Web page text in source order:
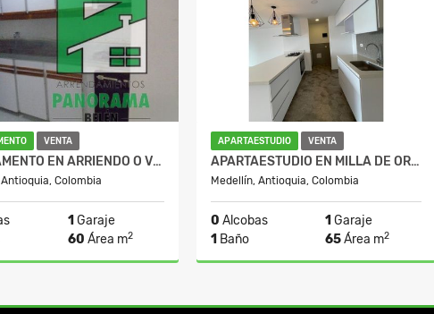
VENTA
APARTAMENTO EN ARRIENDO O VENTA SECTOR LAURELES
Colombia
1 Garaje
60 Área m2
$3.060.000
APARTAESTUDIO VENTA
APARTAESTUDIO EN MILLA DE ORO EL POBLADO
Medellín, Antioquia, Colombia
0 Alcobas 1 Garaje
1 Baño 65Área m2
$670.000.000